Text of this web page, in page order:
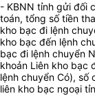
- KBNN tỉnh gửi đối
toán, tổng số tiền
kho bạc đi lệnh
kho bạc đến lệnh
bạc đi lệnh chuyển
khoản Liên kho bạc
lệnh chuyển Có), số
liên kho bạc ngoại